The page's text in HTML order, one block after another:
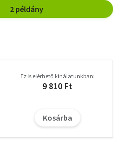
2 példány
Ez is elérhető kínálatunkban:
9 810 Ft
Kosárba